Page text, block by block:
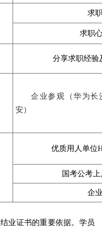
求
求职
分享求职经验
企业参观（华为长
安）
优质用人单位
国考公考上岸
企
业证书的重要依据。学员